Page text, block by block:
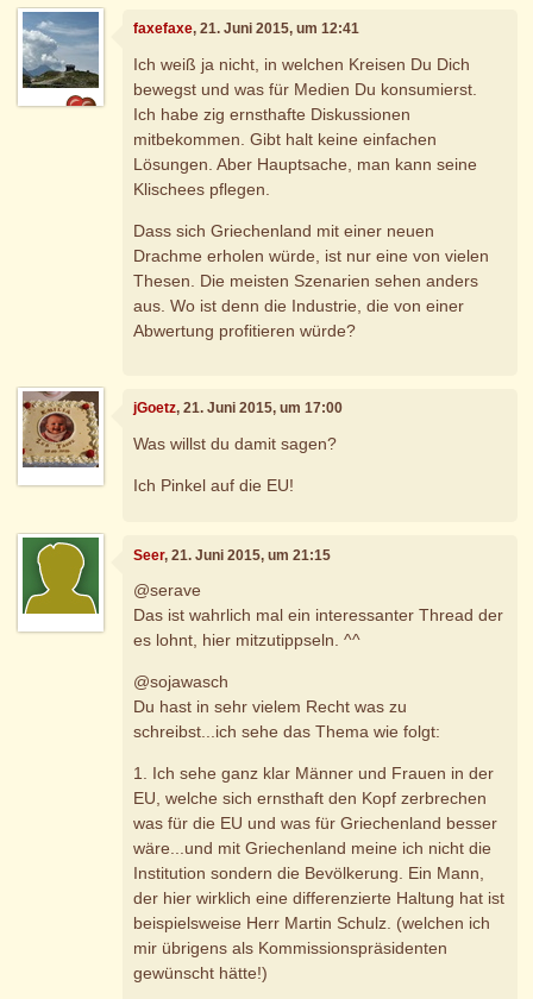
faxefaxe, 21. Juni 2015, um 12:41
Ich weiß ja nicht, in welchen Kreisen Du Dich
bewegst und was für Medien Du konsumierst.
Ich habe zig ernsthafte Diskussionen
mitbekommen. Gibt halt keine einfachen
Lösungen. Aber Hauptsache, man kann seine
Klischees pflegen.
Dass sich Griechenland mit einer neuen
Drachme erholen würde, ist nur eine von vielen
Thesen. Die meisten Szenarien sehen anders
aus. Wo ist denn die Industrie, die von einer
Abwertung profitieren würde?
jGoetz, 21. Juni 2015, um 17:00
Was willst du damit sagen?
Ich Pinkel auf die EU!
Seer, 21. Juni 2015, um 21:15
@serave
Das ist wahrlich mal ein interessanter Thread der
es lohnt, hier mitzutippseln. ^^
@sojawasch
Du hast in sehr vielem Recht was zu
schreibst...ich sehe das Thema wie folgt:
1. Ich sehe ganz klar Männer und Frauen in der
EU, welche sich ernsthaft den Kopf zerbrechen
was für die EU und was für Griechenland besser
wäre...und mit Griechenland meine ich nicht die
Institution sondern die Bevölkerung. Ein Mann,
der hier wirklich eine differenzierte Haltung hat ist
beispielsweise Herr Martin Schulz. (welchen ich
mir übrigens als Kommissionspräsidenten
gewünscht hätte!)